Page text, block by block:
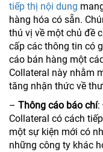
tiếp thị nội dung
hàng hóa có sẵn.
thú vị về một chủ đề
cấp các thông tin có
cáo bán hàng một
Collateral này nhằm
tăng nhận thức về
– Thông cáo báo chí:
Collateral có cách
một sự kiện mới có
những công ty khác